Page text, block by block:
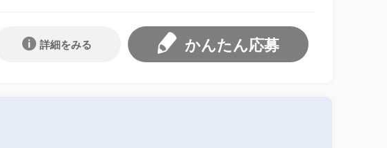
かんたん応募
詳細をみる